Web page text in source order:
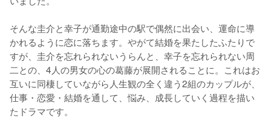
そんな圭介と幸子が通勤途中の駅で偶然に出会い、運命に導
かれるように恋に落ちます。やがて結婚を果たしたふたりで
すが、圭介を忘れられないうらんと、幸子を忘れられない周
二との、4人の男女の心の葛藤が展開されることに。これはお
互いに同棲していながら人生観の全く違う2組のカップルが、
仕事・恋愛・結婚を通して、悩み、成長していく過程を描い
たドラマです。